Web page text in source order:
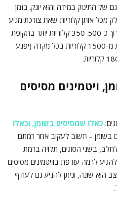
התינוק במידה והוא יונק. בזמן
מכל אותן קלוריות שאת צורכת מגיע
לתינוק בלאו הכי. ההמלצה היא לצרוך כ-350-500 קלוריות יותר בתקופת
ההנקה מהצריכה הרגילה, לא לרדת מ-1500 קלוריות בכל מקרה (יפגע
ויטמינים מסיסים
כאלו שמסיסים בשומן, וכאלו
בשומן – חשוב לעקוב אחר רמתם
בשני הסוגים, תלויה ברמת
לרמה עודפת בוויטמינים מסיסים
הוא שונה, וניתן להגיע גם לעודף